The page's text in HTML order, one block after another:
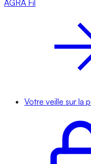
AGRA Fil
Votre veille sur la